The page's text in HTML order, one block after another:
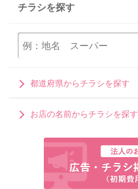
チラシを探す
都道府県からチラシを探す
お店の名前からチラシを探す